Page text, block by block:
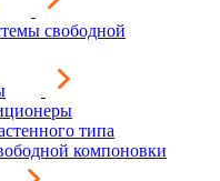
свободной
типа
компоновки